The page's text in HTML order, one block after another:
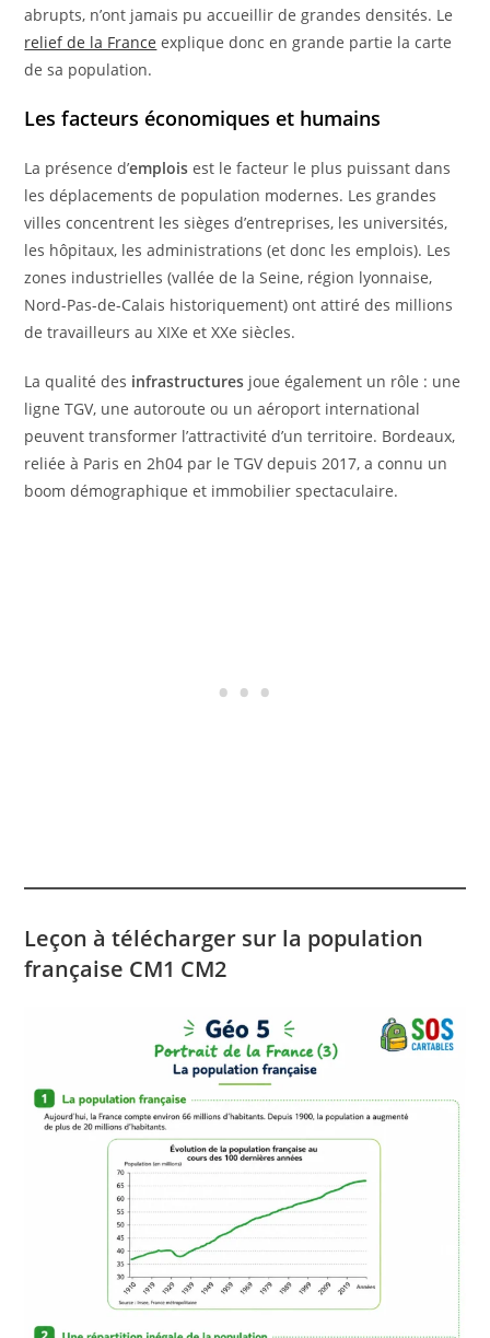
abrupts, n’ont jamais pu accueillir de grandes densités. Le
relief de la France explique donc en grande partie la carte
de sa population.
Les facteurs économiques et humains
La présence d’emplois est le facteur le plus puissant dans
les déplacements de population modernes. Les grandes
villes concentrent les sièges d’entreprises, les universités,
les hôpitaux, les administrations (et donc les emplois). Les
zones industrielles (vallée de la Seine, région lyonnaise,
Nord-Pas-de-Calais historiquement) ont attiré des millions
de travailleurs au XIXe et XXe siècles.
La qualité des infrastructures joue également un rôle : une
ligne TGV, une autoroute ou un aéroport international
peuvent transformer l’attractivité d’un territoire. Bordeaux,
reliée à Paris en 2h04 par le TGV depuis 2017, a connu un
boom démographique et immobilier spectaculaire.
Leçon à télécharger sur la population
française CM1 CM2